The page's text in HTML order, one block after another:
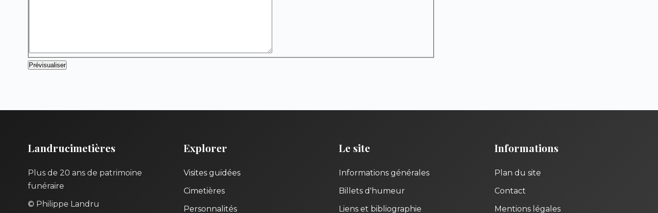
Landrucimetières
Plus de 20 ans de patrimoine
funéraire
© Philippe Landru
Explorer
Visites guidées
Cimetières
Personnalités
Le site
Informations générales
Billets d'humeur
Liens et bibliographie
Informations
Plan du site
Contact
Mentions légales